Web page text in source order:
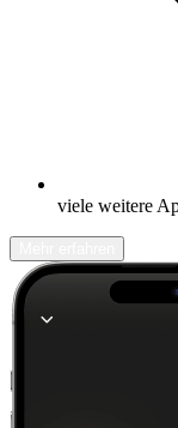
viele weitere